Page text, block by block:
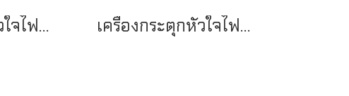
เครื่องกระตุกหัวใจไฟฟ้าชนิดอัตโนมัติ (AED) YUWELL รุ่น Y8 เครื่องกระตุกหัวใจไฟฟ้า ยี่ห้อ Yuwell รุ่น JIA-Yuwell8